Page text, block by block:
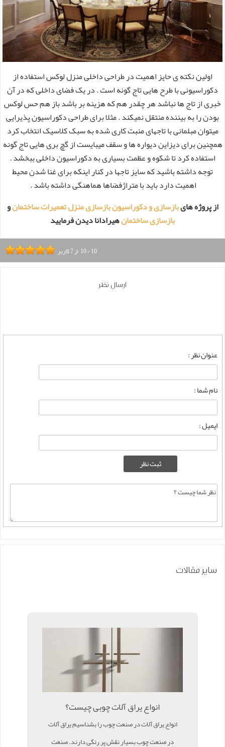
اولین نکته ی حایز اهمیت در طراحی داخلی منزل لوکس استفاده از
دکوراسیونی با طرح هایی تاج گونه است . در یک فضای داخلی که در آن
خبری از تاج ها نباشد هر چقدر هم که هزینه بر باشد باز هم حس لوکس
بودن را به بیننده منتقل نمیکند . مثلا برای طراحی دکوراسیون پذیرایی
میتوان مبلمانی با تاجهای منبت کاری شده به سبک کلاسیک انتخاب کرد
همچنین برای دیزاین دیواره ها و سقف میبایست از گچ بری هایی تاج گونه
استفاده کرد تا شکوه و عظمت بسیاری به دکوراسیون داخلی ببخشد .
توجه داشته باشید که سایز تاجها در کنار اینکه برای غنا شدن محیط
اهمیت دارد باید با متراژفضاها هماهنگی داشته باشد .
از پروژه هایبازسازی و دکوراسیونبازسازی منزلتعمیرات ساختمانو
بازسازی ساختمانهیرادانا دیدن فرمایید
10/10 از7کاربر
ارسال نظر
عنوان نظر :
نام شما :
ایمیل :
سایر مقالات
انواع یراق آلات چوبی چیست؟
انواع یراق آلات در صنعت چوب را بشناسیم یراق آلات
در صنعت چوب بسیار نقش پر رنگی دارند. صنعت